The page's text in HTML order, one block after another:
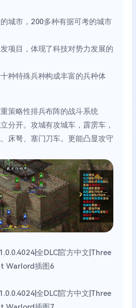
城市，200多种有据可考的城市
项目，体现了科技对势力发展的
种特殊兵种构成丰富的兵种体
策略性排兵布阵的战斗系统
分开。攻城有攻城车，霹雳车，
床弩、塞门刀车。更能凸显攻守